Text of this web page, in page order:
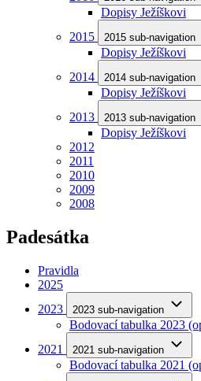
Dopisy Ježíškovi
2015
2015 sub-navigation
Dopisy Ježíškovi
2014
2014 sub-navigation
Dopisy Ježíškovi
2013
2013 sub-navigation
Dopisy Ježíškovi
2012
2011
2010
2009
2008
Padesátka
Pravidla
2025
2023
2023 sub-navigation
Bodovací tabulka 2023
2021
2021 sub-navigation
Bodovací tabulka 2021